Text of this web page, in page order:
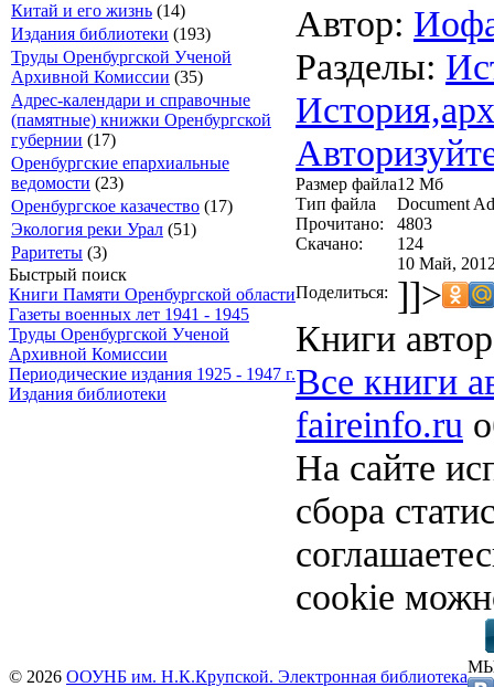
Китай и его жизнь (14)
Издания библиотеки (193)
Труды Оренбургской Ученой
Архивной Комиссии (35)
Адрес-календари и справочные
(памятные) книжки Оренбургской
губернии (17)
Оренбургские епархиальные
ведомости (23)
Оренбургское казачество (17)
Экология реки Урал (51)
Раритеты (3)
Быстрый поиск
Книги Памяти Оренбургской области
Газеты военных лет 1941 - 1945
Труды Оренбургской Ученой
Архивной Комиссии
Периодические издания 1925 - 1947 г.
Издания библиотеки
Автор:
Разделы:
Размер файла12 Мб
Тип файла
Document
Прочитано:
4803
Скачано:
124
10 Май,
Поделиться: ]]>
Книги
Все книги
faireinfo.ru
На сайте
сбора
cookie
© 2026 ООУНБ им. Н.К.Крупской. Электронная библиотека